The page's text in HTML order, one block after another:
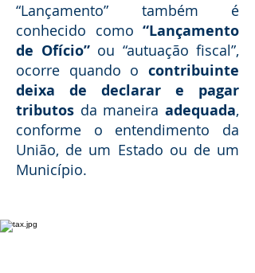
“Lançamento” também é
conhecido como “Lançamento
de Ofício”ou “autuação fiscal”,
ocorre quando o contribuinte
deixa de declarar e pagar
tributos da maneiraadequada,
conforme o entendimento da
União, de um Estado ou de um
Município.